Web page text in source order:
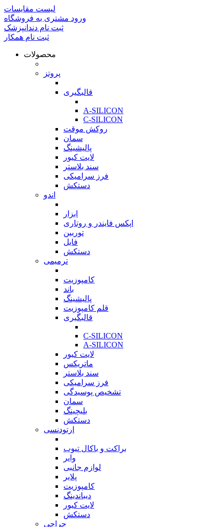
لیست مقایسات
ورود مشتری به فروشگاه
ثبت نام دندانپزشک
ثبت نام همکار
محصولات
پروتز
قالبگیری
A-SILICON
C-SILICON
روکش موقت
سمان
پالیشینگ
لایت کیور
سند بلاستر
فرز سرامیکی
دستکش
اندو
ابزار
اپکس فایندر و روتاری
توربین
فایل
دستکش
ترمیمی
کامپوزیت
باند
پالیشینگ
قلم کامپوزیت
قالبگیری
C-SILICON
A-SILICON
لایت کیور
ماتریکس
سند بلاستر
فرز سرامیکی
تشخیص پوسیدگی
سمان
بلیچینگ
دستکش
ارتودنسی
براکت و باکال تیوب
وایر
لوازم جانبی
پلایر
کامپوزیت
دیباندینگ
لایت کیور
دستکش
جراحی